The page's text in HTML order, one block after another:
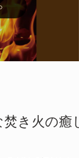
き火の癒し